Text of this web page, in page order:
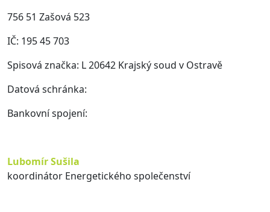
756 51 Zašová 523
IČ: 195 45 703
Spisová značka: L 20642 Krajský soud v Ostravě
Datová schránka:
Bankovní spojení:
Lubomír Sušila
koordinátor Energetického společenství